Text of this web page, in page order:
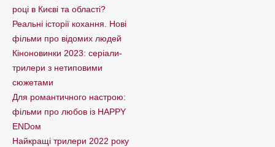
році в Києві та області?
Реальні історії кохання. Нові
фільми про відомих людей
Кіноновинки 2023: серіали-
трилери з нетиповими
сюжетами
Для романтичного настрою:
фільми про любов із HAPPY
ENDом
Найкращі трилери 2022 року